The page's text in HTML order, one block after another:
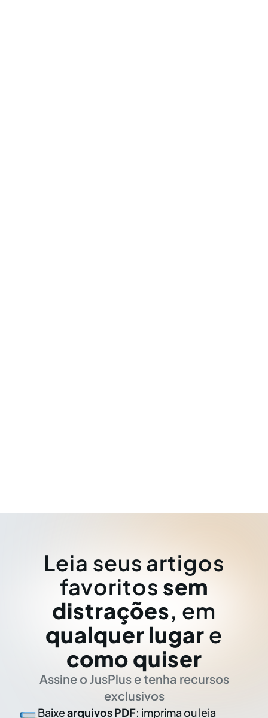
Leia seus artigos
favoritos sem
distrações, em
qualquer lugar e
como quiser
Assine o JusPlus e tenha recursos
exclusivos
Baixearquivos PDF: imprima ou leia